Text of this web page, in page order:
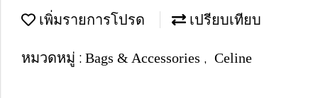
เพิ่มรายการโปรด เปรียบเทียบ
หมวดหมู่ : Bags & Accessories , Celine